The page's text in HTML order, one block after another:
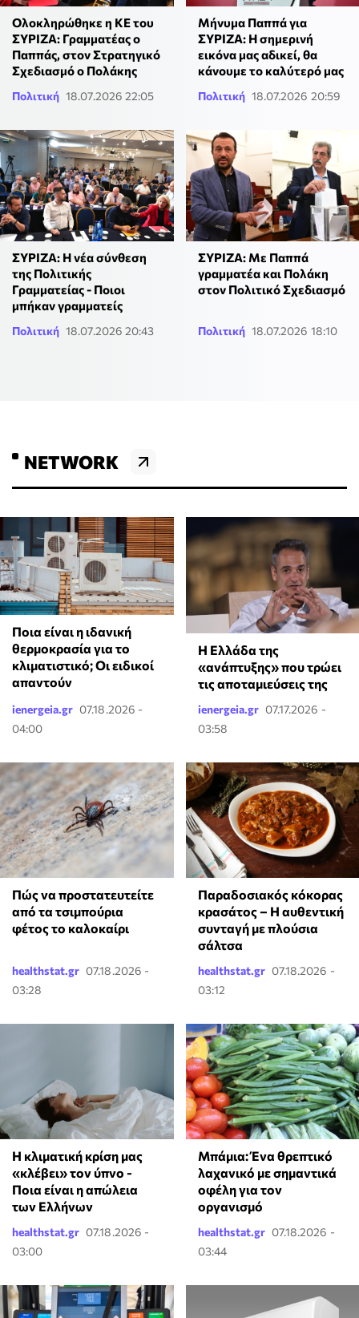
Ολοκληρώθηκε η ΚΕ του
ΣΥΡΙΖΑ: Γραμματέας ο
Παππάς, στον Στρατηγικό
Σχεδιασμό ο Πολάκης
Πολιτική 18.07.2026 22:05
Μήνυμα Παππά για
ΣΥΡΙΖΑ: Η σημερινή
εικόνα μας αδικεί, θα
κάνουμε το καλύτερό μας
Πολιτική 18.07.2026 20:59
ΣΥΡΙΖΑ: H νέα σύνθεση
της Πολιτικής
Γραμματείας - Ποιοι
μπήκαν γραμματείς
Πολιτική 18.07.2026 20:43
ΣΥΡΙΖΑ: Με Παππά
γραμματέα και Πολάκη
στον Πολιτικό Σχεδιασμό
Πολιτική 18.07.2026 18:10
NETWORK
Ποια είναι η ιδανική
θερμοκρασία για το
κλιματιστικό; Οι ειδικοί
απαντούν
ienergeia.gr 07.18.2026 -
04:00
Η Ελλάδα της
«ανάπτυξης» που τρώει
τις αποταμιεύσεις της
ienergeia.gr 07.17.2026 -
03:58
Πώς να προστατευτείτε
από τα τσιμπούρια
φέτος το καλοκαίρι
healthstat.gr 07.18.2026 -
03:28
Παραδοσιακός κόκορας
κρασάτος – Η αυθεντική
συνταγή με πλούσια
σάλτσα
healthstat.gr 07.18.2026 -
03:12
Η κλιματική κρίση μας
«κλέβει» τον ύπνο -
Ποια είναι η απώλεια
των Ελλήνων
healthstat.gr 07.18.2026 -
03:00
Μπάμια: Ένα θρεπτικό
λαχανικό με σημαντικά
οφέλη για τον
οργανισμό
healthstat.gr 07.18.2026 -
03:44